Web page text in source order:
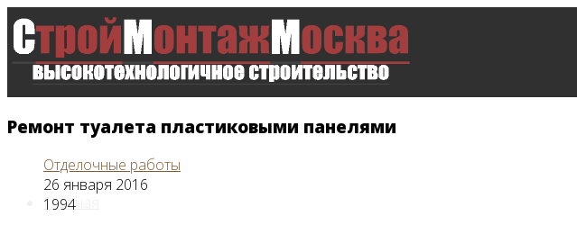
Главная
Ремонт туалета пластиковыми панелями
Отделочные работы
26 января 2016
1994